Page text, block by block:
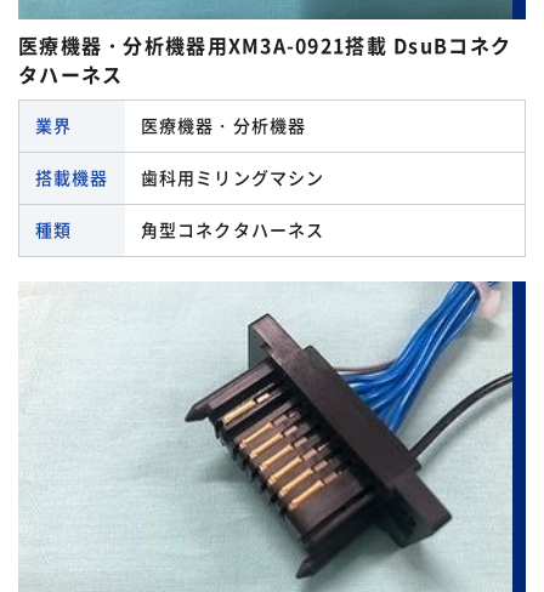
医療機器・分析機器用XM3A-0921搭載 DsuBコネク
タハーネス
業界 医療機器・分析機器
搭載機器 歯科用ミリングマシン
種類 角型コネクタハーネス